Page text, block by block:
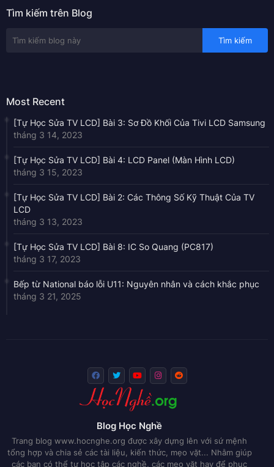
Tìm kiếm trên Blog
Most Recent
[Tự Học Sửa TV LCD] Bài 3: Sơ Đồ Khối Của Tivi LCD Samsung
tháng 3 14, 2023
[Tự Học Sửa TV LCD] Bài 4: LCD Panel (Màn Hình LCD)
tháng 3 15, 2023
[Tự Học Sửa TV LCD] Bài 2: Các Thông Số Kỹ Thuật Của TV
LCD
tháng 3 13, 2023
[Tự Học Sửa TV LCD] Bài 8: IC So Quang (PC817)
tháng 3 17, 2023
Bếp từ National báo lỗi U11: Nguyên nhân và cách khắc phục
tháng 3 21, 2025
Blog Học Nghề
Trang blog www.hocnghe.org được xây dựng lên với sứ mệnh
tổng hợp và chia sẻ các tài liệu, kiến thức, mẹo vặt... Nhằm giúp
các bạn có thể tự học tập các nghề, các mẹo vặt hay để phục